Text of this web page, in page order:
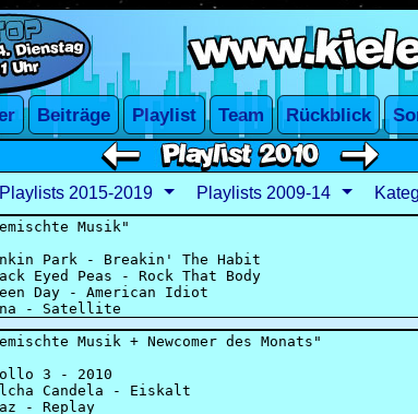
Playlists 2015-2019 Playlists 2009-14